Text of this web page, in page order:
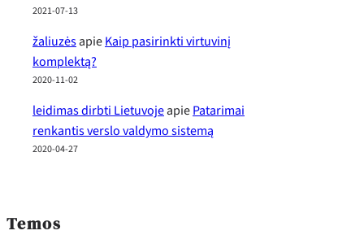
2021-07-13
žaliuzėsapieKaip pasirinkti virtuvinį
komplektą?
2020-11-02
leidimas dirbti LietuvojeapiePatarimai
renkantis verslo valdymo sistemą
2020-04-27
Temos